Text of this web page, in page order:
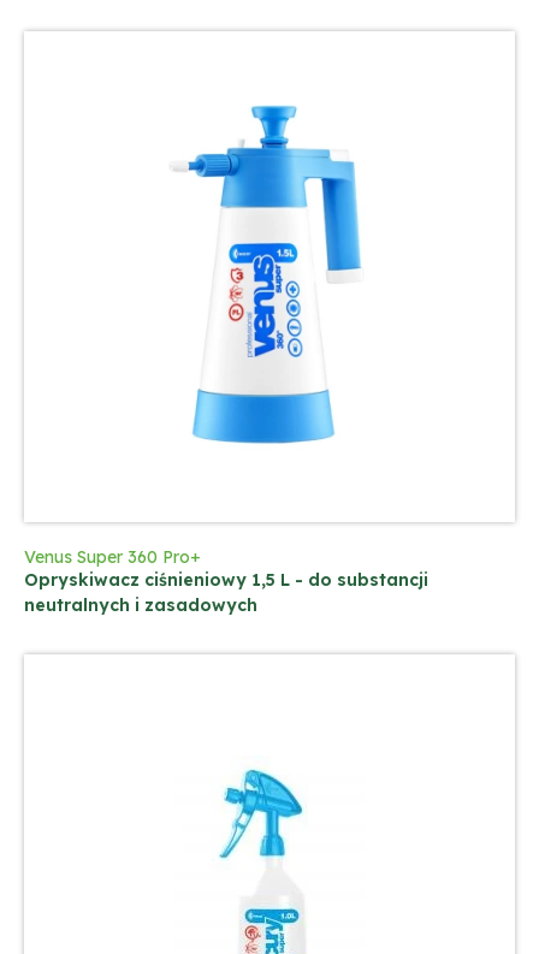
Venus Super 360 Pro+
Opryskiwacz ciśnieniowy 1,5 L - do substancji
neutralnych i zasadowych